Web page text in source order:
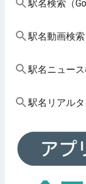
駅名検索（
駅名動画検索
駅名ニュース
駅名リアルタ